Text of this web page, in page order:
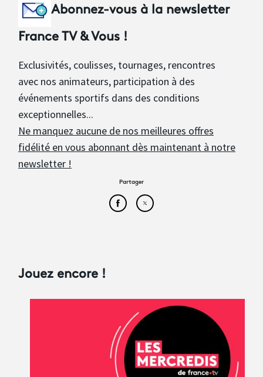
Abonnez-vous à la newsletter
France TV & Vous !
Exclusivités, coulisses, tournages, rencontres
avec nos animateurs, participation à des
événements sportifs dans des conditions
exceptionnelles...
Ne manquez aucune de nos meilleures offres
fidélité en vous abonnant dès maintenant à notre
newsletter !
Partager
Partager cet article sur
Partager cet article sur
Jouez encore !